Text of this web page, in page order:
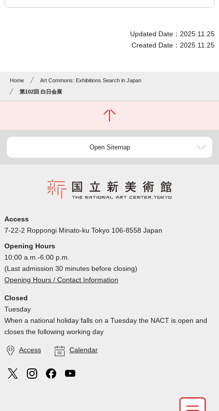
Updated Date：2025.11.25
Created Date：2025.11.25
Home
Art Commons: Exhibitions Search in Japan
第102回 白日会展
Open Sitemap
Access
7-22-2 Roppongi Minato-ku Tokyo 106-8558 Japan
Opening Hours
10:00 a.m.-6:00 p.m.
(Last admission 30 minutes before closing)
Opening Hours / Contact Information
Closed
Tuesday
When a national holiday falls on a Tuesday the NACT is open and
closes the following working day
Access Calendar